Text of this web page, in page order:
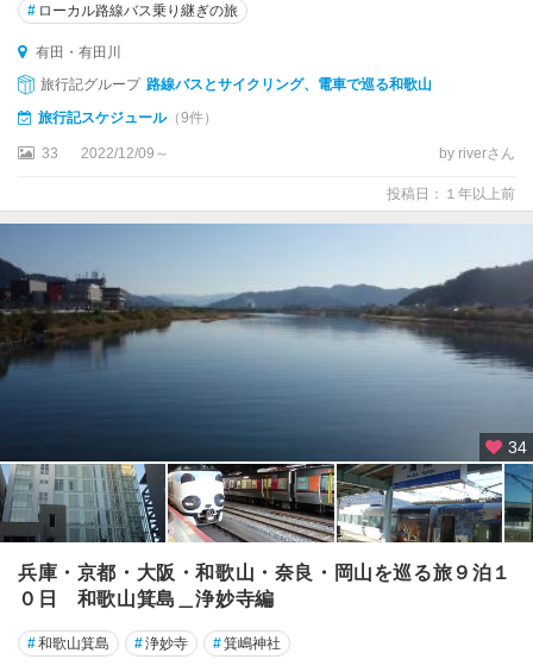
# ローカル路線バス乗り継ぎの旅
有田・有田川
旅行記グループ 路線バスとサイクリング、電車で巡る和歌山
旅行記スケジュール（9件）
33 2022/12/09～ by riverさん
投稿日：１年以上前
34
兵庫・京都・大阪・和歌山・奈良・岡山を巡る旅９泊１
０日 和歌山箕島＿浄妙寺編
#和歌山箕島 #浄妙寺 #箕嶋神社